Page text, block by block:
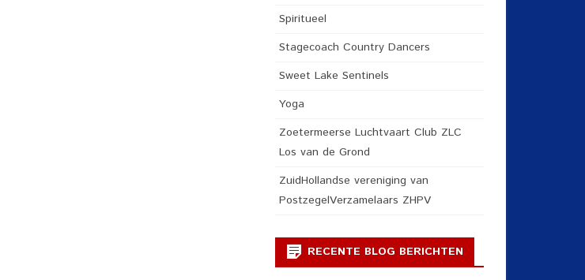
Spiritueel
Stagecoach Country Dancers
Sweet Lake Sentinels
Yoga
Zoetermeerse Luchtvaart Club ZLC
Los van de Grond
ZuidHollandse vereniging van
PostzegelVerzamelaars ZHPV
RECENTE BLOG BERICHTEN